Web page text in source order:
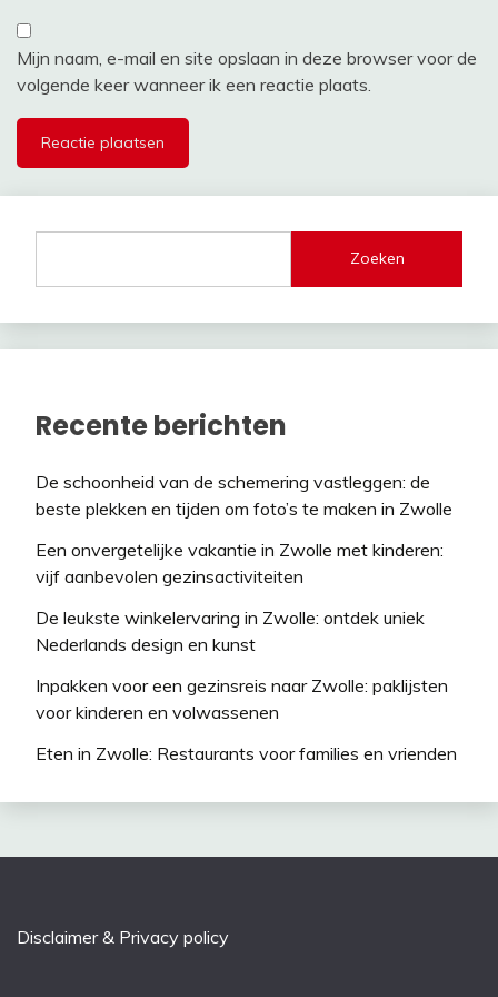
Mijn naam, e-mail en site opslaan in deze browser voor de
volgende keer wanneer ik een reactie plaats.
Zoeken
Recente berichten
De schoonheid van de schemering vastleggen: de
beste plekken en tijden om foto’s te maken in Zwolle
Een onvergetelijke vakantie in Zwolle met kinderen:
vijf aanbevolen gezinsactiviteiten
De leukste winkelervaring in Zwolle: ontdek uniek
Nederlands design en kunst
Inpakken voor een gezinsreis naar Zwolle: paklijsten
voor kinderen en volwassenen
Eten in Zwolle: Restaurants voor families en vrienden
Disclaimer & Privacy policy